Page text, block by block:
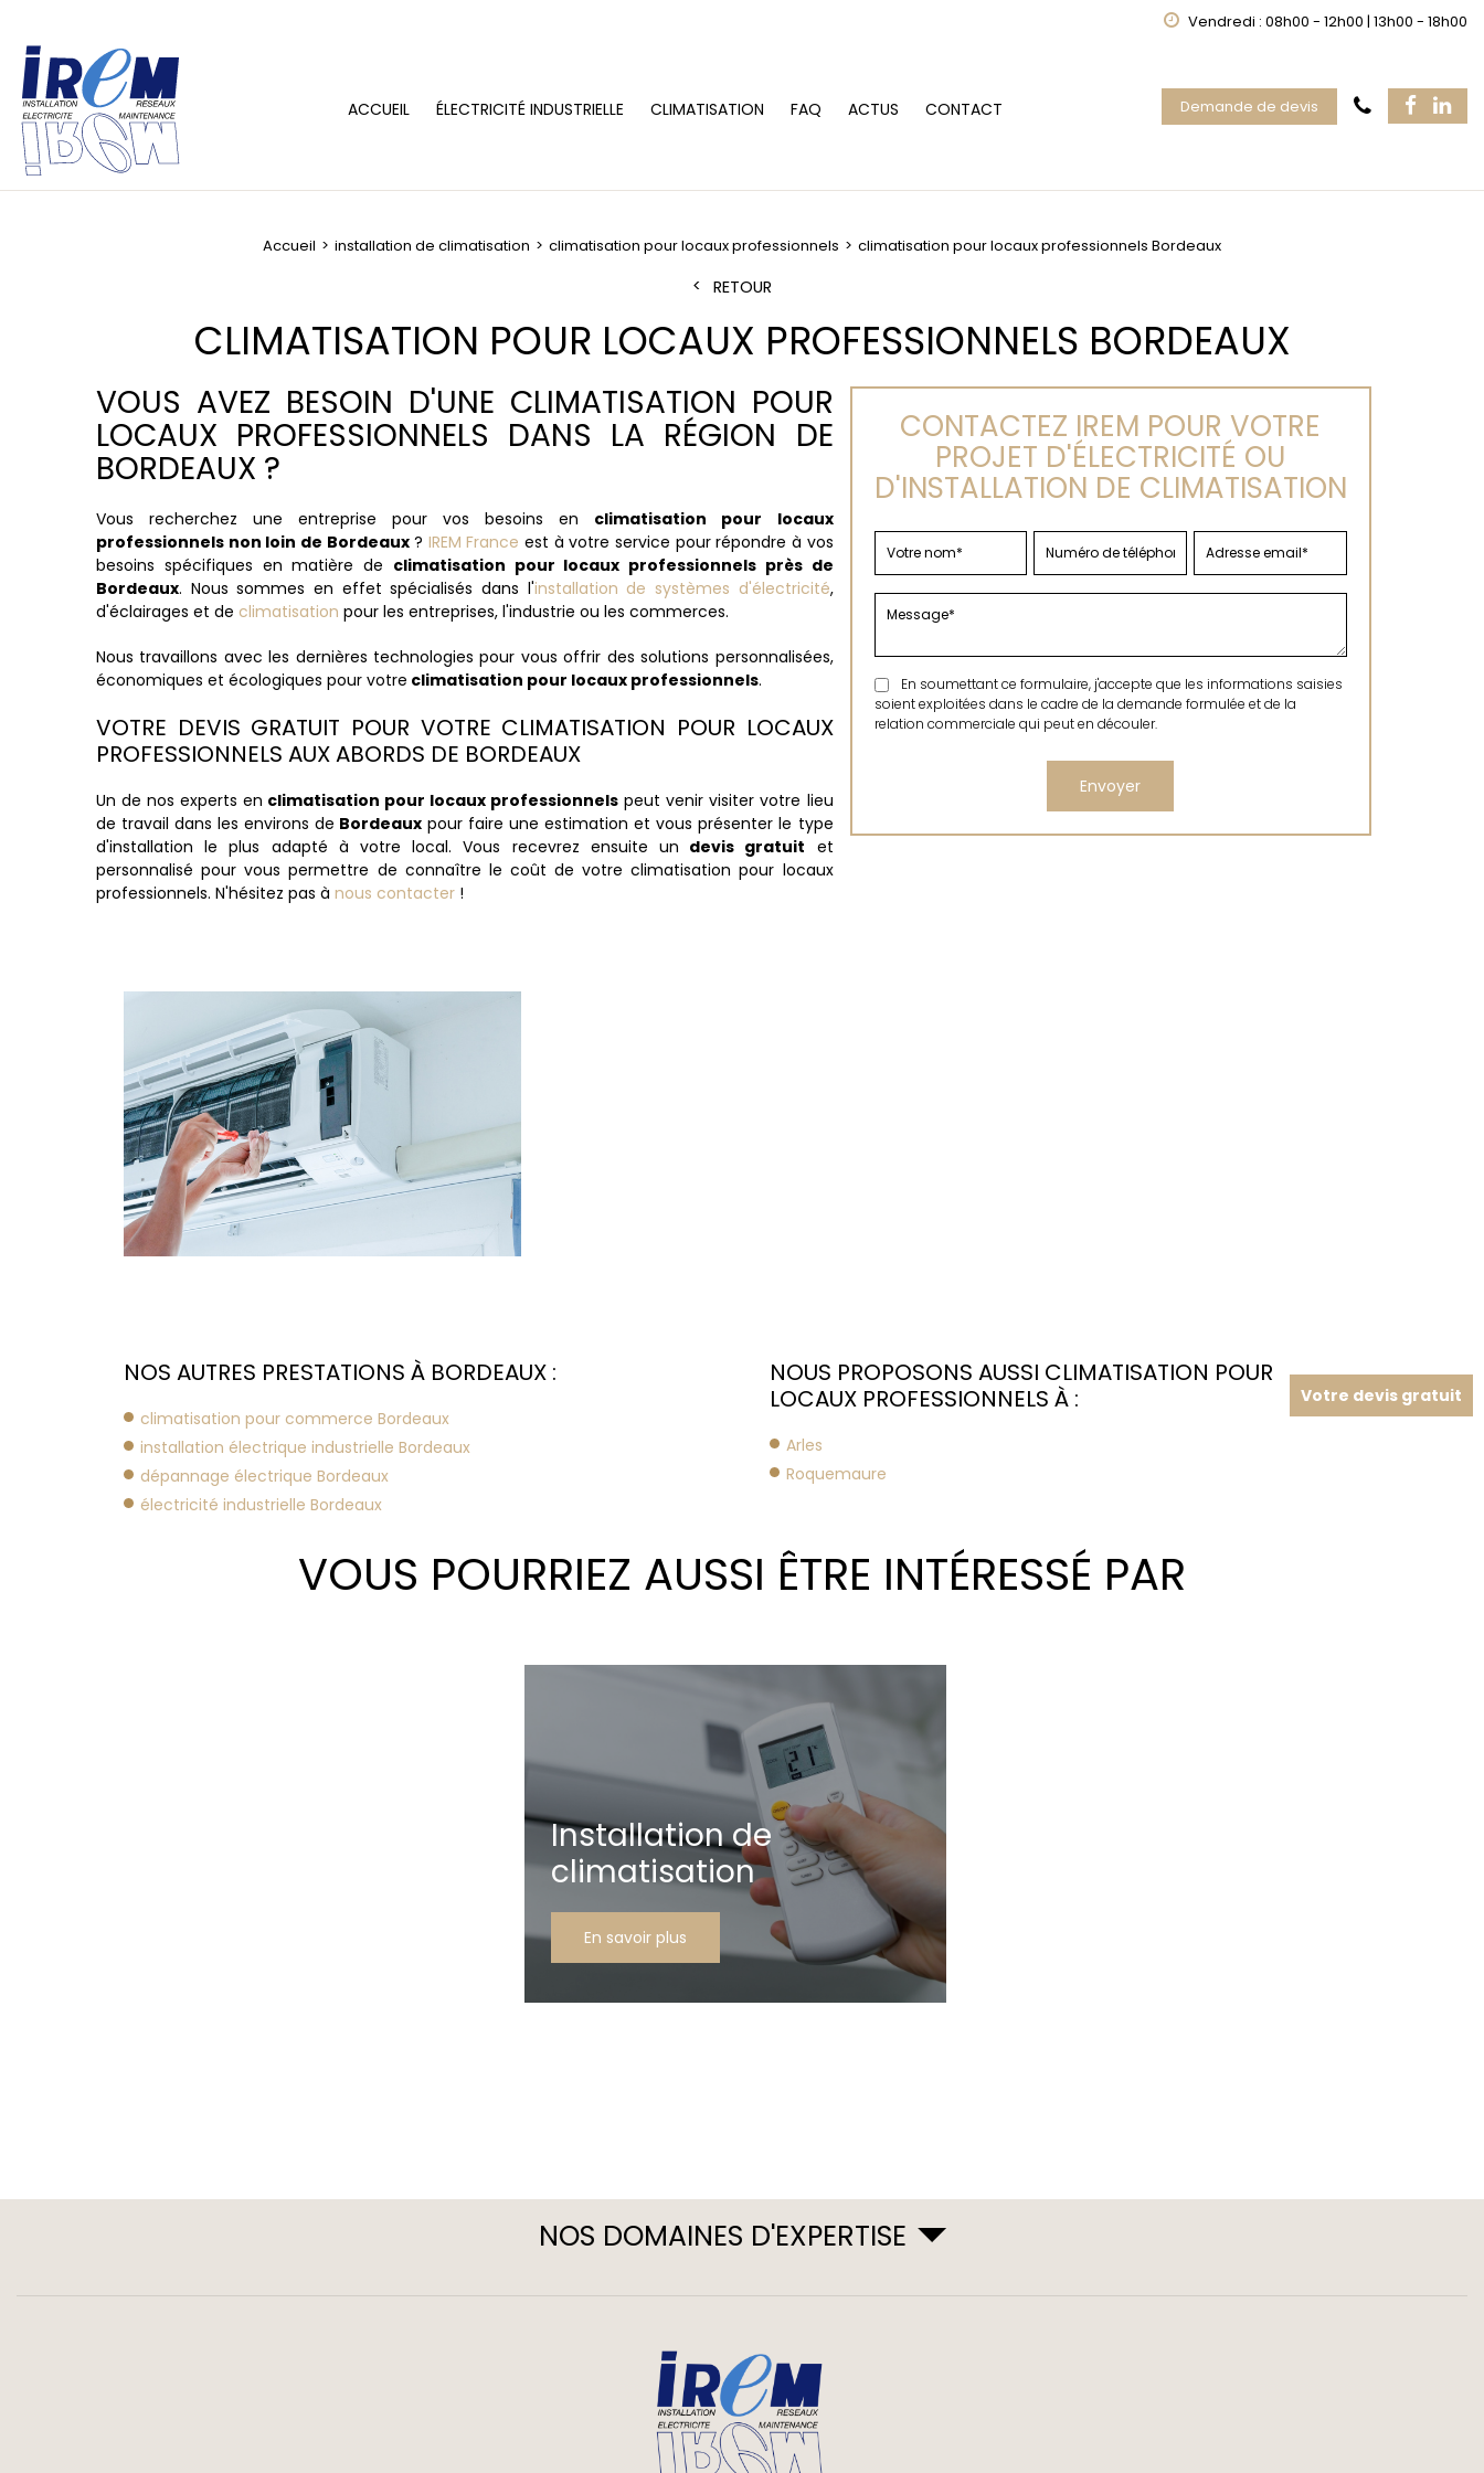
Vendredi : 08h00 - 12h00 | 13h00 - 18h00
ACCUEIL ÉLECTRICITÉ INDUSTRIELLE CLIMATISATION FAQ ACTUS CONTACT Demande de devis
Accueil installation de climatisation climatisation pour locaux professionnels climatisation pour locaux professionnels Bordeaux
RETOUR
CLIMATISATION POUR LOCAUX PROFESSIONNELS BORDEAUX
VOUS AVEZ BESOIN D'UNE CLIMATISATION POUR
LOCAUX PROFESSIONNELS DANS LA RÉGION DE
BORDEAUX ?
Vous recherchez une entreprise pour vos besoins en climatisation pour locaux
professionnels non loin de Bordeaux? IREM France est à votre service pour répondre à vos
besoins spécifiques en matière de climatisation pour locaux professionnels près de
Bordeaux. Nous sommes en effet spécialisés dans l'installation de systèmes d'électricité,
d'éclairages et de climatisation pour les entreprises, l'industrie ou les commerces.
Nous travaillons avec les dernières technologies pour vous offrir des solutions personnalisées,
économiques et écologiques pour votre climatisation pour locaux professionnels.
VOTRE DEVIS GRATUIT POUR VOTRE CLIMATISATION POUR LOCAUX
PROFESSIONNELS AUX ABORDS DE BORDEAUX
Un de nos experts en climatisation pour locaux professionnels peut venir visiter votre lieu
de travail dans les environs de Bordeaux pour faire une estimation et vous présenter le type
d'installation le plus adapté à votre local. Vous recevrez ensuite un devis gratuit et
personnalisé pour vous permettre de connaître le coût de votre climatisation pour locaux
professionnels. N'hésitez pas à nous contacter !
CONTACTEZ IREM POUR VOTRE
PROJET D'ÉLECTRICITÉ OU
D'INSTALLATION DE CLIMATISATION
En soumettant ce formulaire, j'accepte que les informations saisies
soient exploitées dans le cadre de la demande formulée et de la
relation commerciale qui peut en découler.
NOS AUTRES PRESTATIONS À BORDEAUX :
climatisation pour commerce Bordeaux
installation électrique industrielle Bordeaux
dépannage électrique Bordeaux
électricité industrielle Bordeaux
NOUS PROPOSONS AUSSI CLIMATISATION POUR
LOCAUX PROFESSIONNELS À :
Arles
Roquemaure
VOUS POURRIEZ AUSSI ÊTRE INTÉRESSÉ PAR
Installation de
climatisation
En savoir plus
Votre devis gratuit
NOS DOMAINES D'EXPERTISE